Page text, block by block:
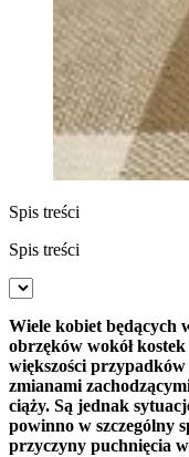
Spis treści
Spis treści
Wiele kobiet będących
obrzęków wokół
większości
zmianami
ciąży. Są jednak
powinno w szczególny
przyczyny puchnięcia